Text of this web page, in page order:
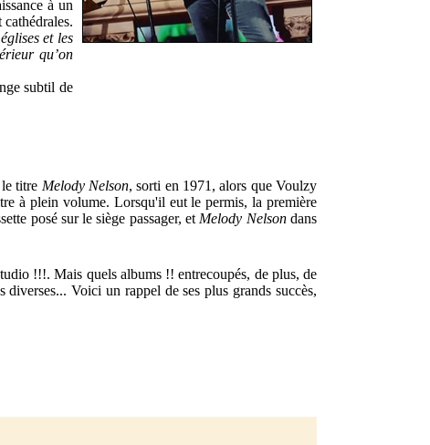
à un
et les
qu’on
subtil de
titre Melody Nelson, sorti en 1971, alors que Voulzy
à plein volume. Lorsqu'il eut le permis, la première
posé sur le siège passager, et Melody Nelsondans
!!!. Mais quels albums !! entrecoupés, de plus, de
Voici un rappel de ses plus grands succès,